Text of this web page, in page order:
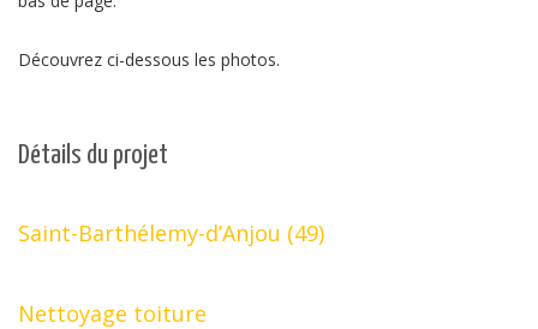
Découvrez ci-dessous les photos.
Détails du projet
Saint-Barthélemy-d’Anjou (49)
Nettoyage toiture